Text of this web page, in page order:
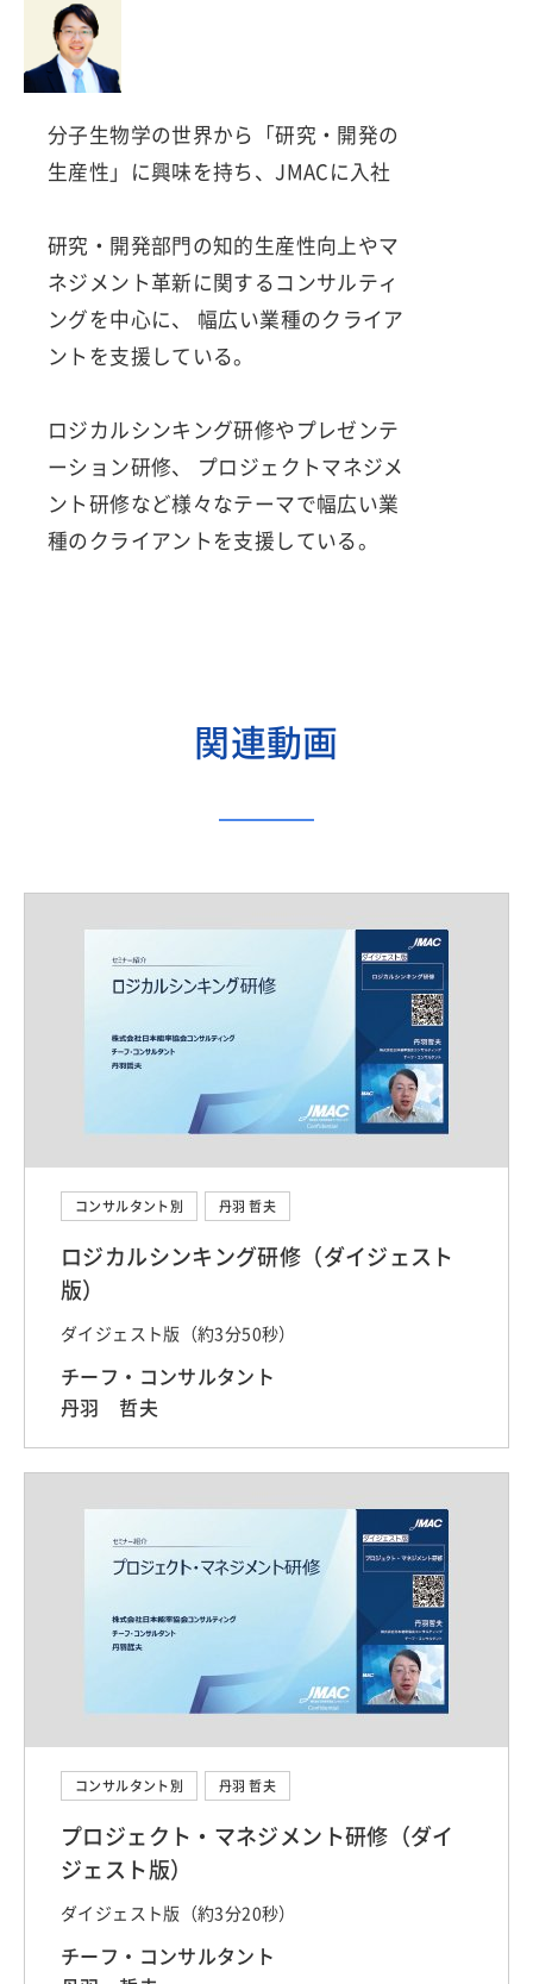
分子生物学の世界から「研究・開発の
生産性」に興味を持ち、JMACに入社
研究・開発部門の知的生産性向上やマ
ネジメント革新に関するコンサルティ
ングを中心に、 幅広い業種のクライア
ントを支援している。
ロジカルシンキング研修やプレゼンテ
ーション研修、 プロジェクトマネジメ
ント研修など様々なテーマで幅広い業
種のクライアントを支援している。
関連動画
コンサルタント別 丹羽 哲夫
ロジカルシンキング研修（ダイジェスト
版）
ダイジェスト版（約3分50秒）
チーフ・コンサルタント
丹羽 哲夫
コンサルタント別 丹羽 哲夫
プロジェクト・マネジメント研修（ダイ
ジェスト版）
ダイジェスト版（約3分20秒）
チーフ・コンサルタント